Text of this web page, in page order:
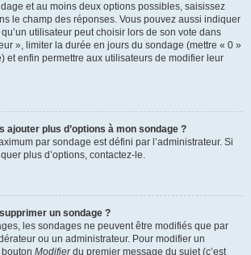
et au moins deux options possibles, saisissez
le champ des réponses. Vous pouvez aussi indiquer
utilisateur peut choisir lors de son vote dans
», limiter la durée en jours du sondage (mettre « 0 »
et enfin permettre aux utilisateurs de modifier leur
ajouter plus d’options à mon sondage ?
par sondage est défini par l’administrateur. Si
plus d’options, contactez-le.
un sondage ?
les sondages ne peuvent être modifiés que par
ou un administrateur. Pour modifier un
Modifierdu premier message du sujet (c’est